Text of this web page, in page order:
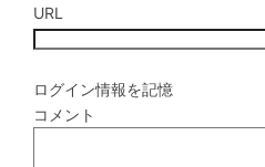
URL
ログイン情報を記憶
コメント